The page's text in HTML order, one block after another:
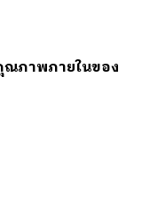
ณภาพภายในของ